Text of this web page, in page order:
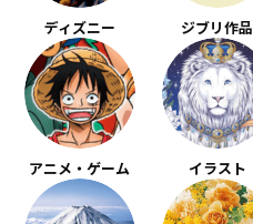
ディズニー ジブリ作品
アニメ・ゲーム イラスト